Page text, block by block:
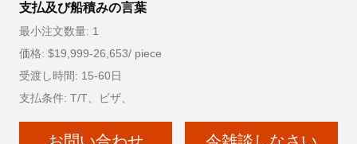
支払及び船積みの言葉
最小注文数量: 1
価格: $19,999-26,653/ piece
受渡し時間: 15-60日
支払条件: T/T、ビザ、